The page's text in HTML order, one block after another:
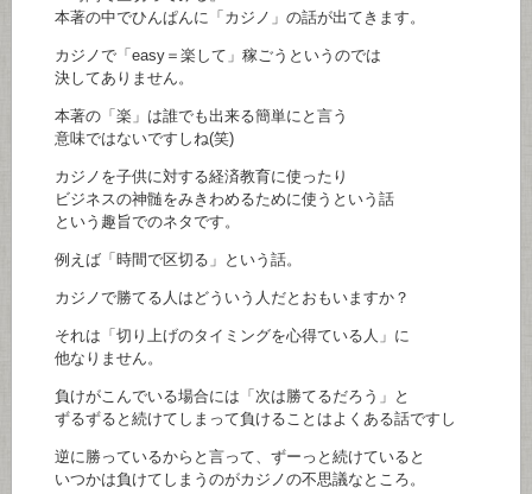
本著の中でひんぱんに「カジノ」の話が出てきます。
カジノで「easy＝楽して」稼ごうというのでは
決してありません。
本著の「楽」は誰でも出来る簡単にと言う
意味ではないですしね(笑)
カジノを子供に対する経済教育に使ったり
ビジネスの神髄をみきわめるために使うという話
という趣旨でのネタです。
例えば「時間で区切る」という話。
カジノで勝てる人はどういう人だとおもいますか？
それは「切り上げのタイミングを心得ている人」に
他なりません。
負けがこんでいる場合には「次は勝てるだろう」と
ずるずると続けてしまって負けることはよくある話ですし
逆に勝っているからと言って、ずーっと続けていると
いつかは負けてしまうのがカジノの不思議なところ。